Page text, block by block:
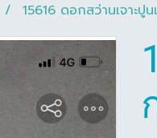
15616 ดอกสว่านเจาะ